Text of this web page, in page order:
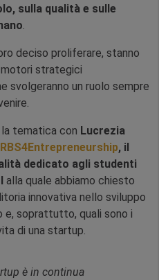
sulla qualità e sulle
.
deciso proliferare, stanno
motori strategici
svolgeranno un ruolo sempre
tematica con Lucrezia
RBS4Entrepreneurship, il
dedicato agli studenti
alla quale abbiamo chiesto
innovativa nello sviluppo
e, soprattutto, quali sono i
di una startup.
è in continua